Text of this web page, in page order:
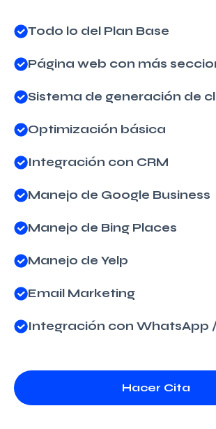
Todo lo del Plan Base
Página web con más
Sistema de generación de
Optimización básica
Integración con CRM
Manejo de Google Business
Manejo de Bing Places
Manejo de Yelp
Email Marketing
Integración con WhatsApp
Hacer Cita